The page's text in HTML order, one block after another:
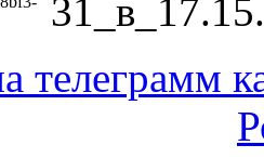
телеграмм